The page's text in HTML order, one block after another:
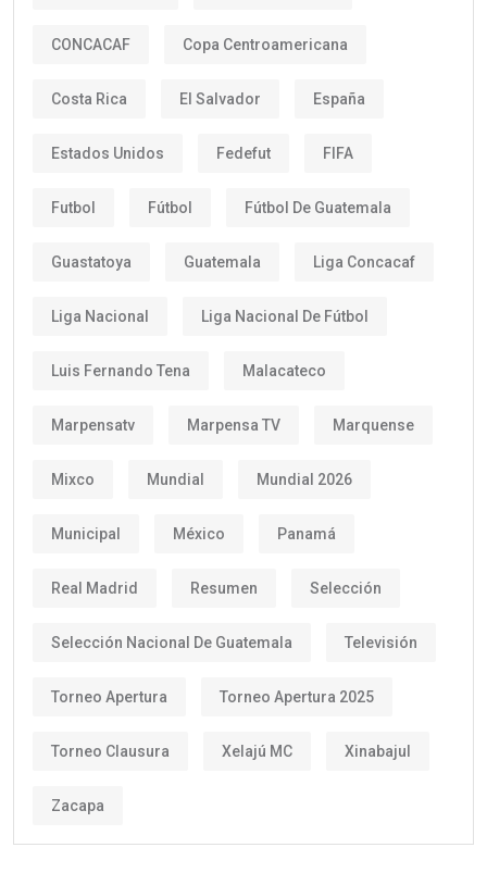
CONCACAF Copa Centroamericana
Costa Rica El Salvador España
Estados Unidos Fedefut FIFA
Futbol Fútbol Fútbol De Guatemala
Guastatoya Guatemala Liga Concacaf
Liga Nacional Liga Nacional De Fútbol
Luis Fernando Tena Malacateco
Marpensatv Marpensa TV Marquense
Mixco Mundial Mundial 2026
Municipal México Panamá
Real Madrid Resumen Selección
Selección Nacional De Guatemala Televisión
Torneo Apertura Torneo Apertura 2025
Torneo Clausura Xelajú MC Xinabajul
Zacapa